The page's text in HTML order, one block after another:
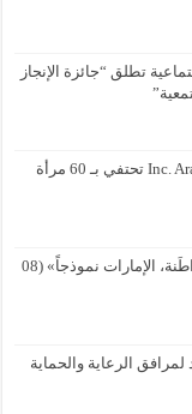
تطلق “جائزة الإنجاز
Inc. Arabia Women Of Influence 2026 تحتفي بـ 60 مرأة
فصول من كتاب «الوطنيّة والمُواطَنة، الإمارات نموذجاً» (08
لمرافق الرعاية والحماية